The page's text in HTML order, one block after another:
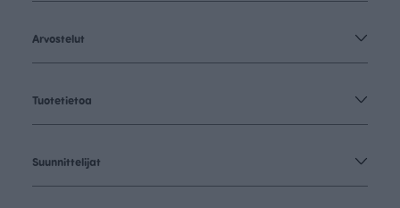
Arvostelut
Tuotetietoa
Suunnittelijat